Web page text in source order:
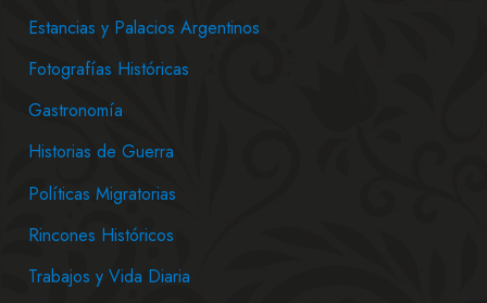
Estancias y Palacios Argentinos
Fotografías Históricas
Gastronomía
Historias de Guerra
Políticas Migratorias
Rincones Históricos
Trabajos y Vida Diaria